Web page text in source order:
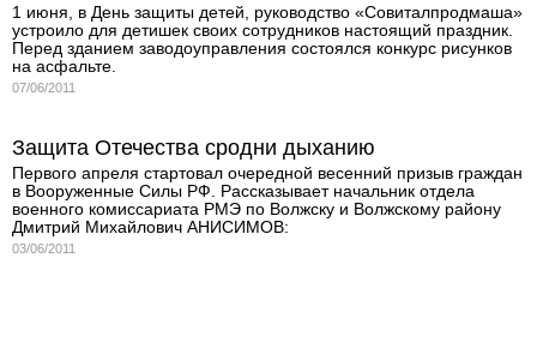
1 июня, в День защиты детей, руководство «Совиталпродмаша»
устроило для детишек своих сотрудников настоящий праздник.
Перед зданием заводоуправления состоялся конкурс рисунков
на асфальте.
07/06/2011
Защита Отечества сродни дыханию
Первого апреля стартовал очередной весенний призыв граждан
в Вооруженные Силы РФ. Рассказывает начальник отдела
военного комиссариата РМЭ по Волжску и Волжскому району
Дмитрий Михайлович АНИСИМОВ:
03/06/2011